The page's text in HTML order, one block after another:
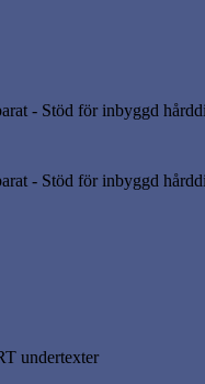
- Stöd för inbyggd
- Stöd för inbyggd
undertexter